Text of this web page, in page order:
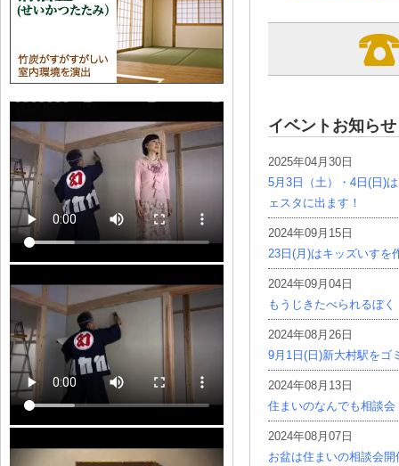
イベントお知らせ
2025年04月30日
5月3日（土）・4日(日)
ェスタに出ます！
2024年09月15日
23日(月)はキッズいすを
2024年09月04日
もうじきたべられるぼく
2024年08月26日
9月1日(日)新大村駅をゴ
2024年08月13日
住まいのなんでも相談会
2024年08月07日
お盆は住まいの相談会開